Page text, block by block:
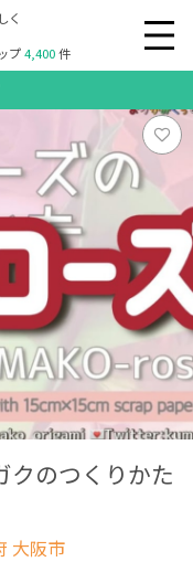
く
プ4,400件
クのつくりかた
大阪市